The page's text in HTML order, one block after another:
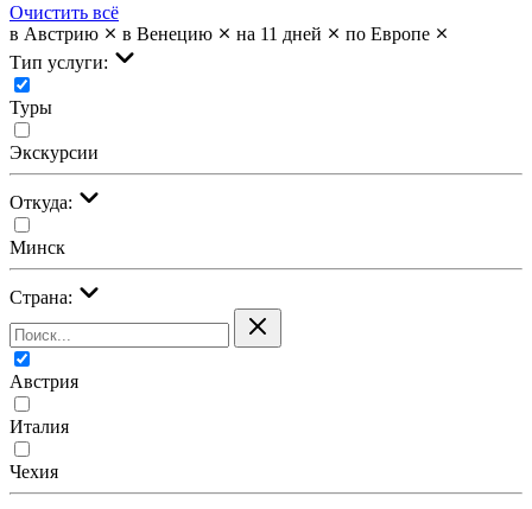
Очистить всё
в Австрию
в Венецию на 11 дней
по Европе
Тип услуги:
Туры
Экскурсии
Откуда:
Минск
Страна:
Австрия
Италия
Чехия